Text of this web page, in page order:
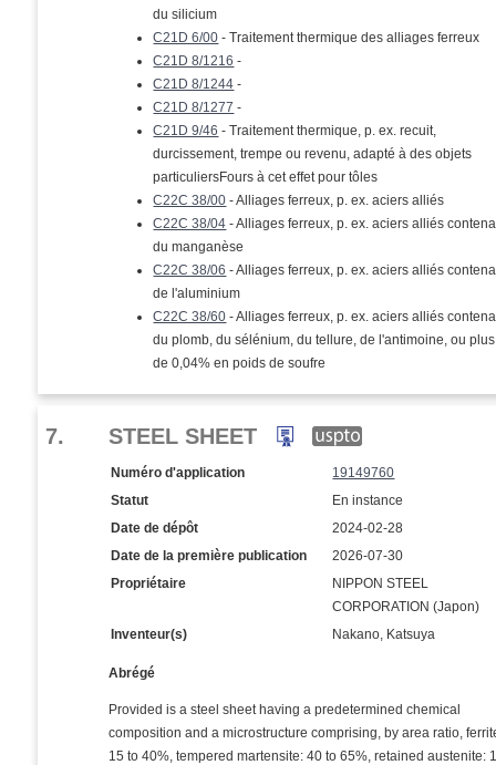
du silicium
C21D 6/00 - Traitement thermique des alliages ferreux
C21D 8/1216 -
C21D 8/1244 -
C21D 8/1277 -
C21D 9/46 - Traitement thermique, p. ex. recuit,
durcissement, trempe ou revenu, adapté à des objets
particuliersFours à cet effet pour tôles
C22C 38/00 - Alliages ferreux, p. ex. aciers alliés
C22C 38/04 - Alliages ferreux, p. ex. aciers alliés
du manganèse
C22C 38/06 - Alliages ferreux, p. ex. aciers alliés
de l'aluminium
C22C 38/60 - Alliages ferreux, p. ex. aciers alliés
du plomb, du sélénium, du tellure, de l'antimoine, ou plus
de 0,04% en poids de soufre
7. STEEL SHEET
Numéro d'application
19149760
Statut
En instance
Date de dépôt
2024-02-28
Date de la première publication
2026-07-30
Propriétaire
NIPPON STEEL
CORPORATION (Japon)
Inventeur(s)
Nakano, Katsuya
Abrégé
Provided is a steel sheet having a predetermined chemical
composition and a microstructure comprising, by area ratio,
15 to 40%, tempered martensite: 40 to 65%, retained austenite: